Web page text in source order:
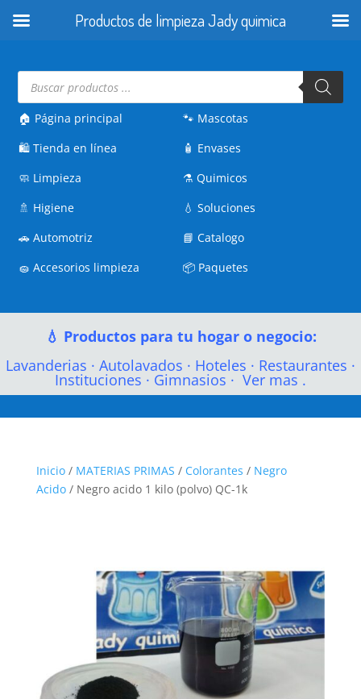
Búsqueda
productos
🏠 Página principal
🛍️Tienda en línea
🧼 Limpieza
🚿 Higiene
🚗Automotriz
🧽Accesorios limpieza
🐾 Mascotas
🧴 Envases
⚗️Quimicos
💧Soluciones
📘Catalogo
📦 Paquetes
💧 Productos para tu hogar o negocio:
Lavanderias · Autolavados · Hoteles · Restaurantes ·
Instituciones · Gimnasios · Ver mas .
Inicio/ MATERIAS PRIMAS / Colorantes / Negro
Acido/ Negro acido 1 kilo (polvo) QC-1k
Productos de limpieza Jady quimica